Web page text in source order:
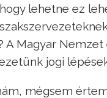
lehetne ez
Magyar
jogi
mégsem